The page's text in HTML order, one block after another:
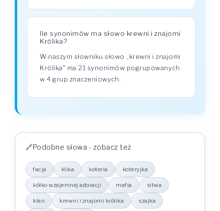
Ile synonimów ma słowo krewni i znajomi
Królika?
W naszym słowniku słowo „krewni i znajomi
Królika" ma 21 synonimów pogrupowanych
w 4 grup znaczeniowych.
Podobne słowa - zobacz też
facja klika koteria koteryjka
kółko wzajemnej adoracji mafia sitwa
klan krewni i znajomi królika szajka